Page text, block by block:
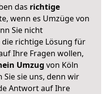
das richtige
wenn es Umzüge von
Sie nicht
richtige Lösung für
Ihre Fragen wollen,
Umzug von Köln
Sie sie uns, denn wir
Antwort auf Ihre